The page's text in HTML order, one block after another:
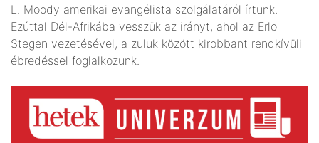
L. Moody amerikai evangélista szolgálatáról írtunk.
Ezúttal Dél-Afrikába vesszük az irányt, ahol az Erlo
Stegen vezetésével, a zuluk között kirobbant rendkívüli
ébredéssel foglalkozunk.